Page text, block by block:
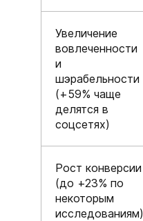
Увеличение
вовлеченности
и
шэрабельности
(+59% чаще
делятся в
соцсетях)
Рост конверсии
(до +23% по
некоторым
исследованиям)